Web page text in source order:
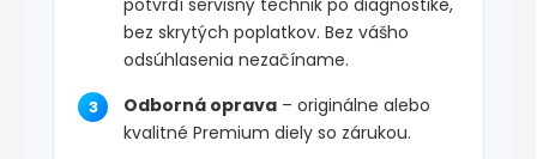
potvrdí servisný technik po diagnostike,
bez skrytých poplatkov. Bez vášho
odsúhlasenia nezačíname.
Odborná oprava – originálne alebo
kvalitné Premium diely so zárukou.